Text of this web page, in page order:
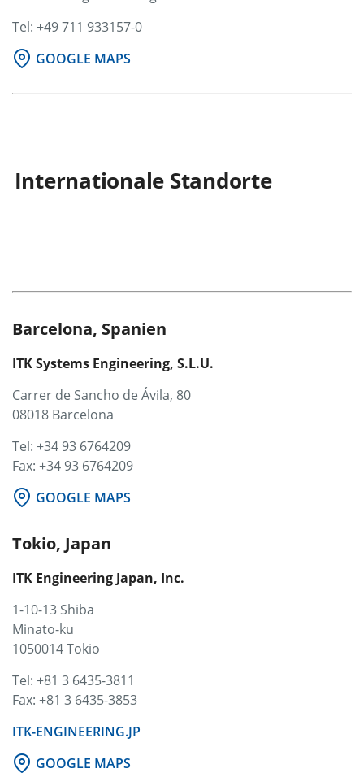
Tel: +49 711 933157-0
GOOGLE MAPS
Internationale Standorte
Barcelona, Spanien
ITK Systems Engineering, S.L.U.
Carrer de Sancho de Ávila, 80
08018 Barcelona
Tel: +34 93 6764209
Fax: +34 93 6764209
GOOGLE MAPS
Tokio, Japan
ITK Engineering Japan, Inc.
1-10-13 Shiba
Minato-ku
1050014 Tokio
Tel: +81 3 6435-3811
Fax: +81 3 6435-3853
ITK-ENGINEERING.JP
GOOGLE MAPS